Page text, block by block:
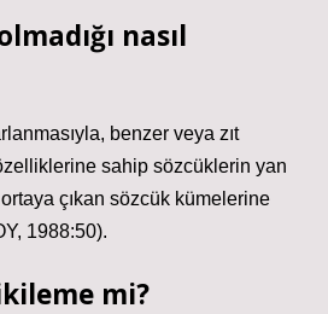
nasıl
benzer veya zıt
sahip sözcüklerin yan
çıkan sözcük kümelerine
1988:50).
mi?